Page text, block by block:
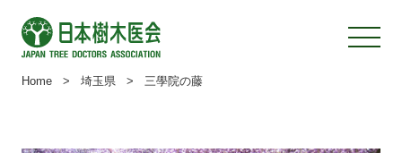
Home > 埼玉県 > 三學院の藤